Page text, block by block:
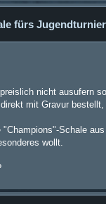
fürs
nicht ausufern
mit Gravur bestellt,
Schale
wollt.